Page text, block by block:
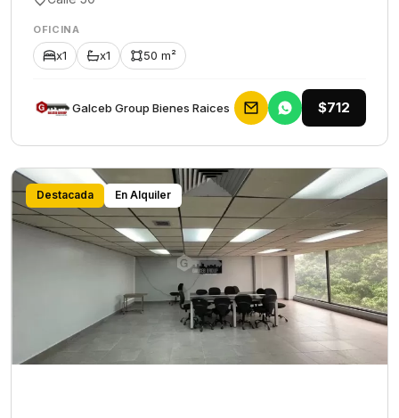
OFICINA
x1 x1 50 m²
Galceb Group Bienes Raices $712
Destacada En Alquiler